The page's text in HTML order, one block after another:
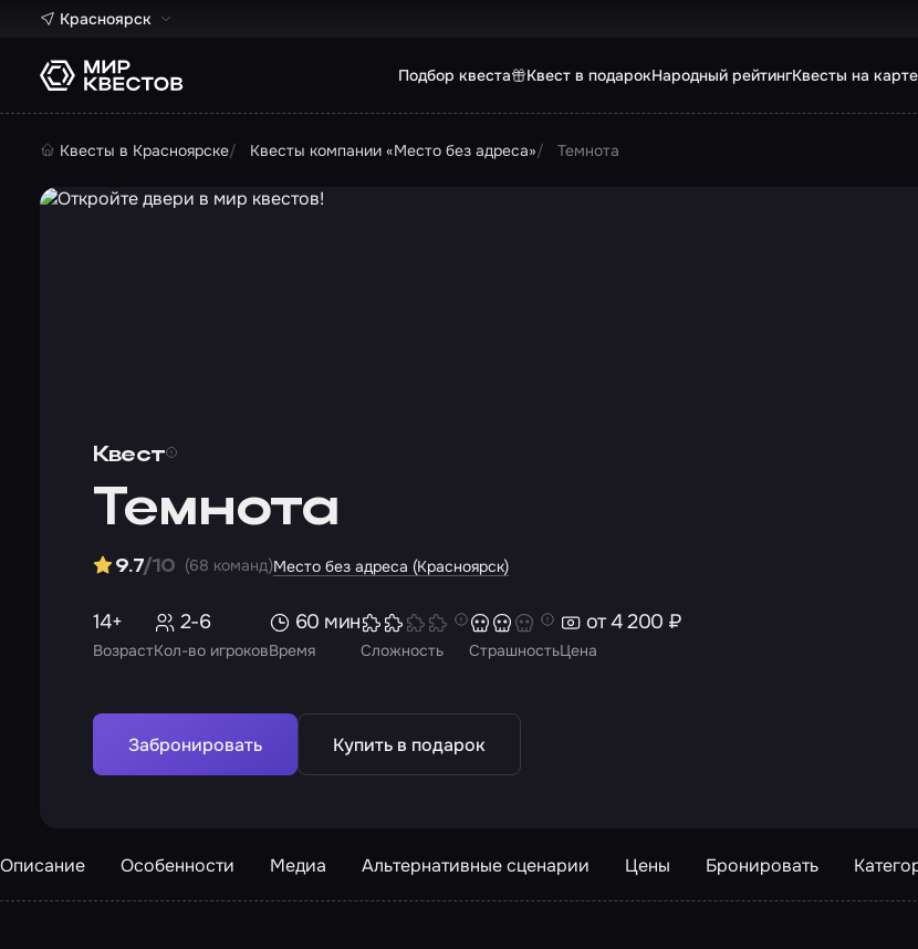
Красноярск
Подбор квеста Квест в подарокНародный рейтингКвесты на карте
Квесты в Красноярске Квесты компании «Место без адреса» Темнота
Квест
Темнота
Место без адреса (Красноярск)
9.7/10 (68 команд)
Возраст
14+
Кол-во игроков
2-6
Время
60 мин
Сложность СтрашностьЦена
от 4 200 ₽
Забронировать Купить в подарок
Описание Особенности Медиа Альтернативные сценарии Цены Бронировать